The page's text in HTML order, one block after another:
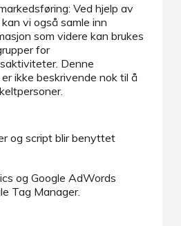
Ved hjelp av
vi også samle inn
som videre kan brukes
for
Denne
ikke beskrivende nok til å
og script blir benyttet
og Google AdWords
Tag Manager.